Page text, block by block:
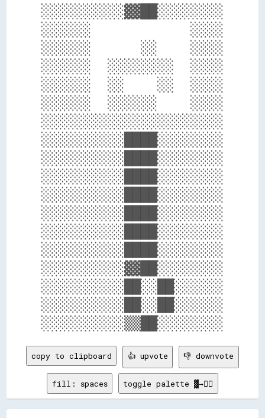
░░░░░░░░░░▓▓██░░░░░░░░
░░░░░░            ░░░░
░░░░░░      ░░    ░░░░
░░░░░░  ░░░░░░░░  ░░░░
░░░░░░  ░░    ░░  ░░░░
░░░░░░  ░░░░░░    ░░░░
░░░░░░░░░░░░░░░░░░░░░░
░░░░░░░░░░████░░░░░░░░
░░░░░░░░░░████░░░░░░░░
░░░░░░░░░░████░░░░░░░░
░░░░░░░░░░████░░░░░░░░
░░░░░░░░░░████░░░░░░░░
░░░░░░░░░░████░░░░░░░░
░░░░░░░░░░████░░░░░░░░
░░░░░░░░░░▓▓██░░░░░░░░
░░░░░░░░░░██░░██░░░░░░
░░░░░░░░░░██░░██░░░░░░
copy to clipboard 👍 upvote 👎 downvote
fill: spaces toggle palette ▓→✊🏽